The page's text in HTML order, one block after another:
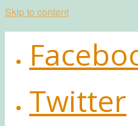
Skip to content
Twitter